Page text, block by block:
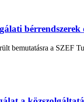
bemutatásra a SZEF